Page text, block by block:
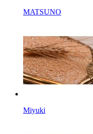
MATSUNO
Miyuki